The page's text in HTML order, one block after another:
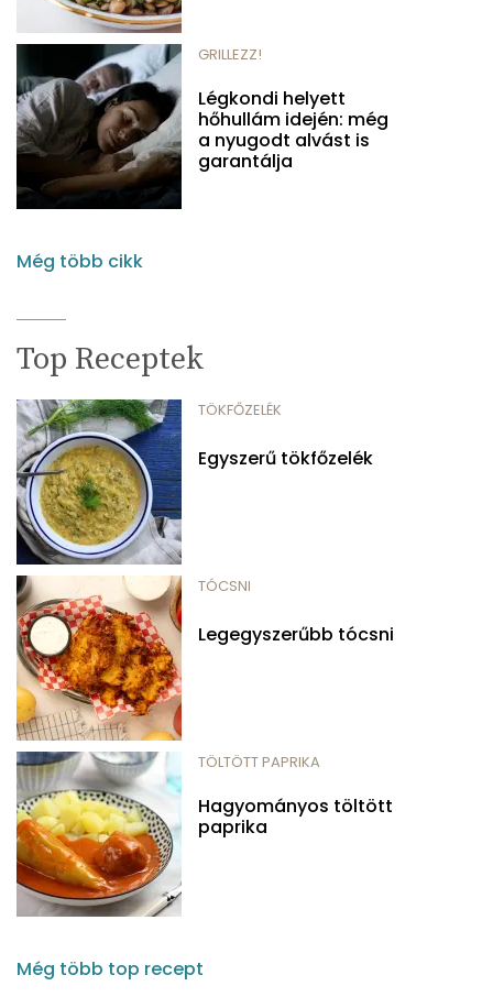
GRILLEZZ!
Légkondi helyett
hőhullám idején: még
a nyugodt alvást is
garantálja
Még több cikk
Top Receptek
TÖKFŐZELÉK
Egyszerű tökfőzelék
TÓCSNI
Legegyszerűbb tócsni
TÖLTÖTT PAPRIKA
Hagyományos töltött
paprika
Még több top recept